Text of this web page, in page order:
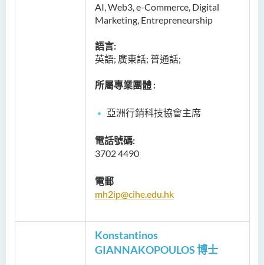
AI, Web3, e-Commerce, Digital
Marketing, Entrepreneurship
語言:
英語; 廣東話; 普通話;
所屬專業團體 :
亞洲行銷科技協會主席
電話號碼:
3702 4490
電郵
mh2ip@cihe.edu.hk
Konstantinos
GIANNAKOPOULOS 博士